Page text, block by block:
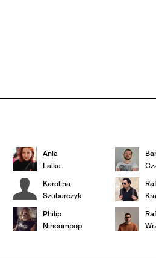
Ania
Lalka
Karolina
Szubarczyk
Philip
Nincompop